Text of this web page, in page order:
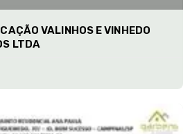
VALINHOS E VINHEDO
LTDA